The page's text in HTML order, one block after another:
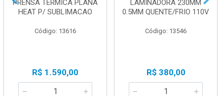
PRENSA TERMICA PLANA
HEAT P/ SUBLIMACAO
Código: 13616
R$ 1.590,00
LAMINADORA 230MM
0.5MM QUENTE/FRIO 110V
Código: 13546
R$ 380,00